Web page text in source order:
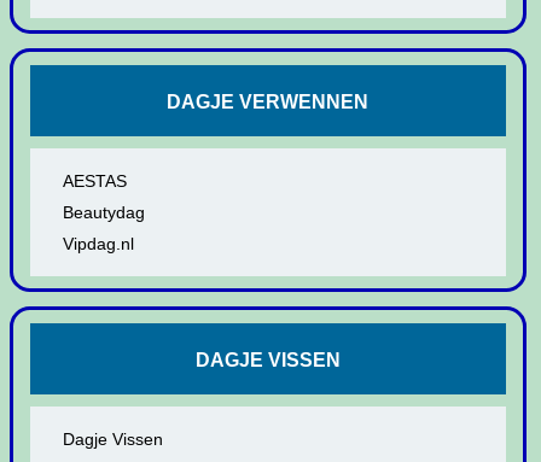
DAGJE VERWENNEN
AESTAS
Beautydag
Vipdag.nl
DAGJE VISSEN
Dagje Vissen